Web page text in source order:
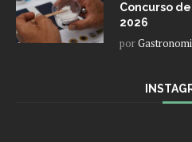
Concurso
2026
por